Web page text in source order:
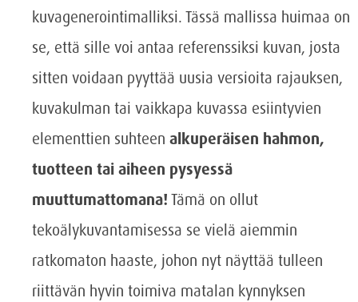
kuvagenerointimalliksi. Tässä mallissa huimaa on
se, että sille voi antaa referenssiksi kuvan, josta
sitten voidaan pyyttää uusia versioita rajauksen,
kuvakulman tai vaikkapa kuvassa esiintyvien
elementtien suhteen alkuperäisen hahmon,
tuotteen tai aiheen pysyessä
muuttumattomana! Tämä on ollut
tekoälykuvantamisessa se vielä aiemmin
ratkomaton haaste, johon nyt näyttää tulleen
riittävän hyvin toimiva matalan kynnyksen